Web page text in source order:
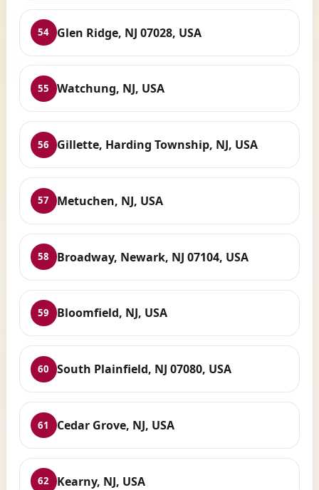
54 Glen Ridge, NJ 07028, USA
55 Watchung, NJ, USA
56 Gillette, Harding Township, NJ, USA
57 Metuchen, NJ, USA
58 Broadway, Newark, NJ 07104, USA
59 Bloomfield, NJ, USA
60 South Plainfield, NJ 07080, USA
61 Cedar Grove, NJ, USA
62 Kearny, NJ, USA